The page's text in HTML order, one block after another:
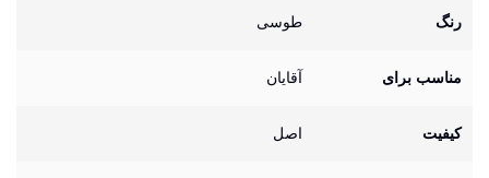
رنگ طوسی
مناسب برای آقایان
کیفیت اصل